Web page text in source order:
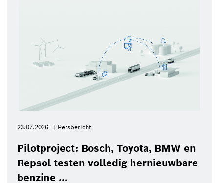
23.07.2026 Persbericht
Pilotproject: Bosch, Toyota, BMW en
Repsol testen volledig hernieuwbare
benzine ...